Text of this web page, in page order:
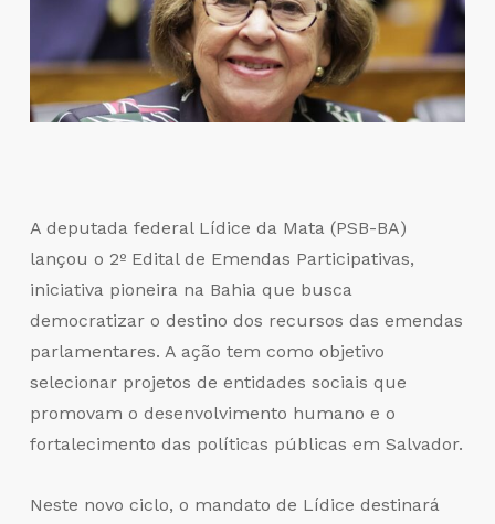
A deputada federal Lídice da Mata (PSB-BA)
lançou o 2º Edital de Emendas Participativas,
iniciativa pioneira na Bahia que busca
democratizar o destino dos recursos das emendas
parlamentares. A ação tem como objetivo
selecionar projetos de entidades sociais que
promovam o desenvolvimento humano e o
fortalecimento das políticas públicas em Salvador.
Neste novo ciclo, o mandato de Lídice destinará